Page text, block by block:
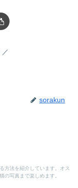
sorakun
方法を紹介しています。オス
の写真まで楽しめます。